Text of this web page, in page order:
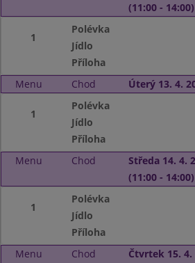
(11:00 - 14:00)
1
Polévka
Jídlo
Příloha
Menu
Chod Úterý 13. 4.
1
Polévka
Jídlo
Příloha
Menu
Chod
Středa 14. 4.
(11:00 - 14:00)
1
Polévka
Jídlo
Příloha
Menu
Chod
Čtvrtek 15. 4.